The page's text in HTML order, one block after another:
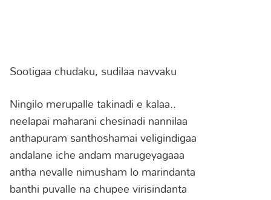
Sootigaa chudaku, sudilaa navvaku
Ningilo merupalle takinadi e kalaa..
neelapai maharani chesinadi nannilaa
anthapuram santhoshamai veligindigaa
andalane iche andam marugeyagaaa
antha nevalle nimusham lo marindanta
banthi puvalle na chupee virisindanta